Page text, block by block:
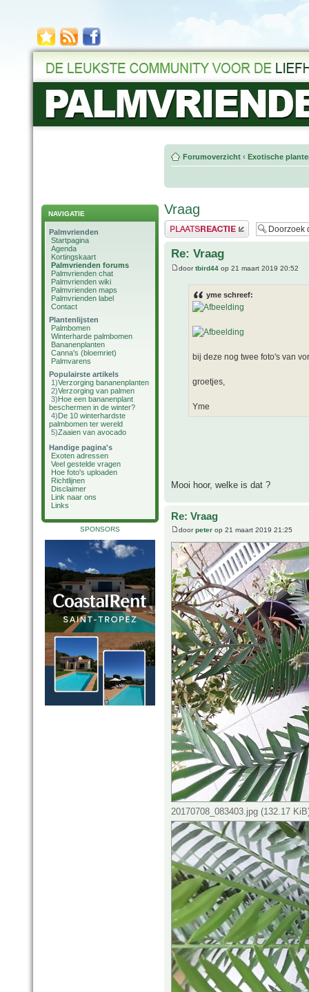
NAVIGATIE
Palmvrienden
Startpagina
Agenda
Kortingskaart
Palmvrienden forums
Palmvrienden chat
Palmvrienden wiki
Palmvrienden maps
Palmvrienden label
Contact
Plantenlijsten
Palmbomen
Winterharde palmbomen
Bananenplanten
Canna's (bloemriet)
Palmvarens
Populairste artikels
1)Verzorging bananenplanten
2)Verzorging van palmen
3)Hoe een bananenplant
beschermen in de winter?
4)De 10 winterhardste
palmbomen ter wereld
5)Zaaien van avocado
Handige pagina's
Exoten adressen
Veel gestelde vragen
Hoe foto's uploaden
Richtlijnen
Disclaimer
Link naar ons
Links
SPONSORS
Forumoverzicht ‹ Exotische
Vraag
Plaats een reactie
Re: Vraag
doortbird44 op 21 maart 2019 20:52
yme schreef:
bij deze nog twee foto's van
groetjes,
Yme
Mooi hoor, welke is dat ?
Re: Vraag
doorpeter op 21 maart 2019 21:25
20170708_083403.jpg (132.17